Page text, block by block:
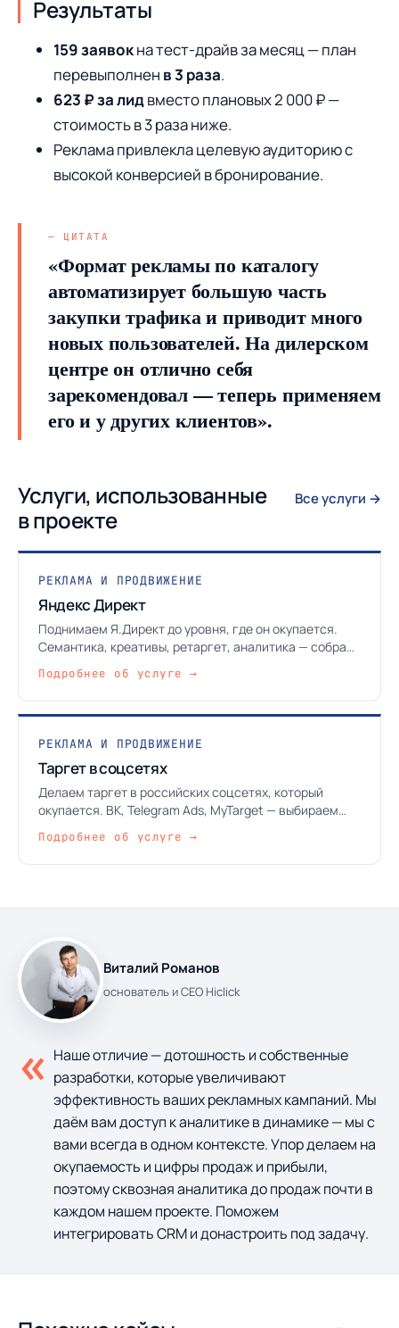
Результаты
159 заявокна тест-драйв за месяц — план
перевыполнен в 3 раза.
623 ₽ за лидвместо плановых 2 000 ₽ —
стоимость в 3 раза ниже.
Реклама привлекла целевую аудиторию с
высокой конверсией в бронирование.
«Формат рекламы по каталогу
автоматизирует большую часть
закупки трафика и приводит много
новых пользователей. На дилерском
центре он отлично себя
зарекомендовал — теперь применяем
его и у других клиентов».
Услуги, использованные
в проекте
Все услуги →
РЕКЛАМА И ПРОДВИЖЕНИЕ
Яндекс Директ
Поднимаем Я.Директ до уровня, где он окупается.
Семантика, креативы, ретаргет, аналитика — собрано
Подробнее об услуге →
РЕКЛАМА И ПРОДВИЖЕНИЕ
Таргет в соцсетях
Делаем таргет в российских соцсетях, который
окупается. ВК, Telegram Ads, MyTarget — выбираем
Подробнее об услуге →
Виталий Романов
основатель и CEO Hiclick
« Наше отличие — дотошность и собственные
разработки, которые увеличивают
эффективность ваших рекламных кампаний. Мы
даём вам доступ к аналитике в динамике — мы с
вами всегда в одном контексте. Упор делаем на
окупаемость и цифры продаж и прибыли,
поэтому сквозная аналитика до продаж почти в
каждом нашем проекте. Поможем
интегрировать CRM и донастроить под задачу.